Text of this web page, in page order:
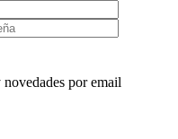
por email